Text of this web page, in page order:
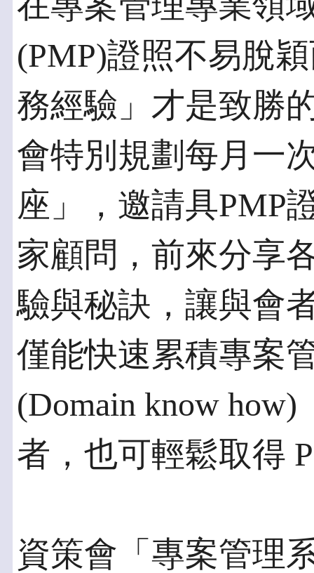
(PMP)證照不易脫
務經驗」才是致勝
會特別規劃每月一
座」，邀請具PMP
家顧問，前來分享
驗與秘訣，讓與會
僅能快速累積專案
(Domain know
者，也可輕鬆取得
資策會「專案管理